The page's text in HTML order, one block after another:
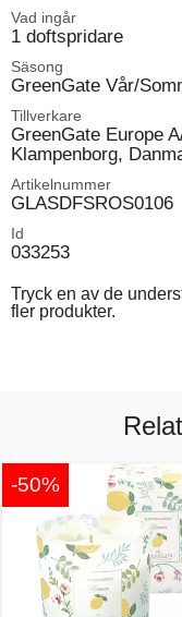
Vad ingår
1 doftspridare
Säsong
GreenGate Vår/
Tillverkare
GreenGate Europe
Klampenborg,
Artikelnummer
GLASDFSROS0106
Id
033253
Tryck en av de
fler produkter.
-50%